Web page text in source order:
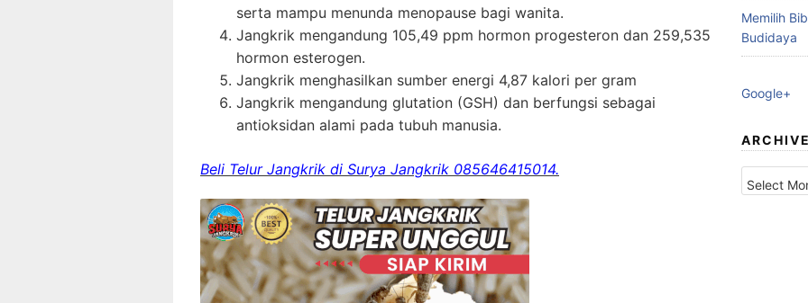
serta mampu menunda menopause bagi wanita.
Jangkrik mengandung 105,49 ppm hormon progesteron dan 259,535
hormon esterogen.
Jangkrik menghasilkan sumber energi 4,87 kalori per gram
Jangkrik mengandung glutation (GSH) dan berfungsi sebagai
antioksidan alami pada tubuh manusia.
Beli Telur Jangkrik di Surya Jangkrik 085646415014.
Memilih
Budidaya
Google+
Archives